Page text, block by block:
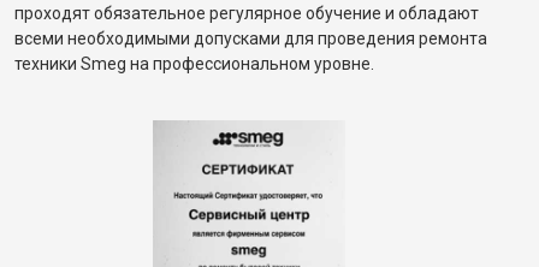
проходят обязательное регулярное обучение и обладают
всеми необходимыми допусками для проведения ремонта
техники Smeg на профессиональном уровне.